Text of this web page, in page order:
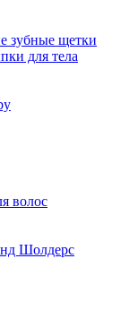
зубные щетки
для тела
волос
Шолдерс